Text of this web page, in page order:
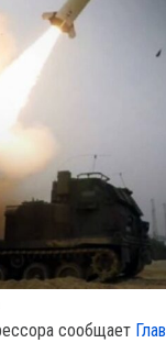
сообщает